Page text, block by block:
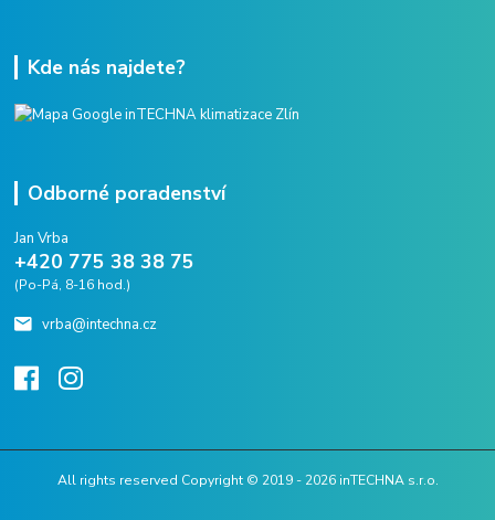
Kde nás najdete?
Odborné poradenství
Jan Vrba
+420 775 38 38 75
(Po-Pá, 8-16 hod.)
vrba@intechna.cz
All rights reserved Copyright © 2019 - 2026 inTECHNA s.r.o.